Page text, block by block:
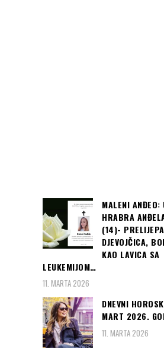
MALENI ANĐEO:
HRABRA
(14)- PRELIJEPA
DJEVOJČICA,
KAO LAVICA SA
LEUKEMIJOM…
11. MARTA 2026
DNEVNI
MART 2026.
11. MARTA 2026